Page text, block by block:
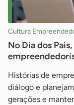
Cultura
No Dia dos
Histórias de
diálogo e
gerações e